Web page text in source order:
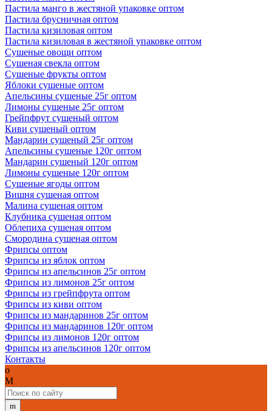
Пастила манго в жестяной упаковке оптом
Пастила брусничная оптом
Пастила кизиловая оптом
Пастила кизиловая в жестяной упаковке оптом
Сушеные овощи оптом
Сушеная свекла оптом
Сушеные фрукты оптом
Яблоки сушеные оптом
Апельсины сушеные 25г оптом
Лимоны сушеные 25г оптом
Грейпфрут сушеный оптом
Киви сушеный оптом
Мандарин сушеный 25г оптом
Апельсины сушеные 120г оптом
Мандарин сушеный 120г оптом
Лимоны сушеные 120г оптом
Сушеные ягоды оптом
Вишня сушеная оптом
Малина сушеная оптом
Клубника сушеная оптом
Облепиха сушеная оптом
Смородина сушеная оптом
Фрипсы оптом
Фрипсы из яблок оптом
Фрипсы из апельсинов 25г оптом
Фрипсы из лимонов 25г оптом
Фрипсы из грейпфрута оптом
Фрипсы из киви оптом
Фрипсы из мандаринов 25г оптом
Фрипсы из мандаринов 120г оптом
Фрипсы из лимонов 120г оптом
Фрипсы из апельсинов 120г оптом
Контакты